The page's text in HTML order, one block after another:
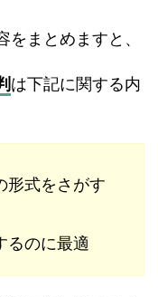
まとめますと、
は下記に関する内
形式をさがす
るのに最適